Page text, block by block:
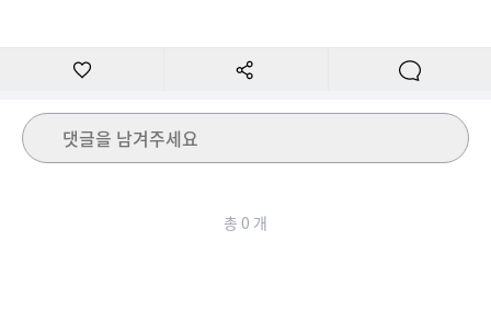
댓글을 남겨주세요
총 0 개